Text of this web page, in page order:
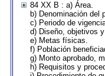
84 XX B : a) Área.
b) Denominación del
c) Periodo de
d) Diseño, objetivos
e) Metas físicas.
f) Población
g) Monto aprobado,
h) Requisitos y